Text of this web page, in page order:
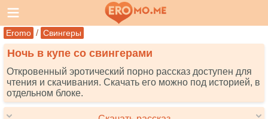
Eromo / Свингеры
Ночь в купе со свингерами
Откровенный эротический порно рассказ доступен для
чтения и скачивания. Скачать его можно под историей, в
отдельном блоке.